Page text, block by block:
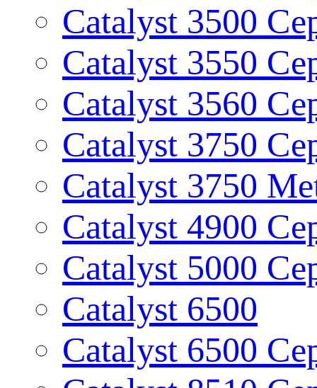
Catalyst 3500
Catalyst 3550
Catalyst 3560
Catalyst 3750
Catalyst 3750
Catalyst 4900
Catalyst 5000
Catalyst 6500
Catalyst 6500